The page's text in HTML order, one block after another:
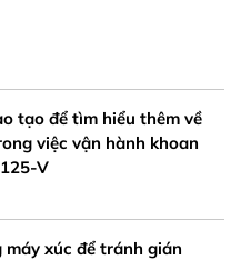
tạo để tìm hiểu thêm về
việc vận hành khoan
V
xúc để tránh gián